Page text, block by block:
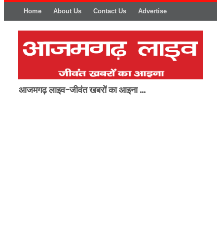
Home About Us Contact Us Advertise
आजमगढ़ लाइव-जीवंत खबरों का आइना ...